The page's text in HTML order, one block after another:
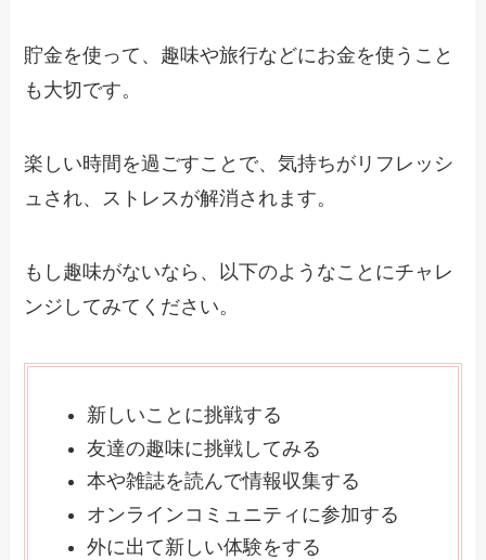
貯金を使って、趣味や旅行などにお金を使うこと
も大切です。
楽しい時間を過ごすことで、気持ちがリフレッシ
ュされ、ストレスが解消されます。
もし趣味がないなら、以下のようなことにチャレ
ンジしてみてください。
新しいことに挑戦する
友達の趣味に挑戦してみる
本や雑誌を読んで情報収集する
オンラインコミュニティに参加する
外に出て新しい体験をする